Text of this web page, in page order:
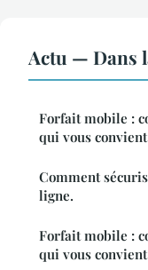
Actu — Dans
Forfait mobile :
qui vous convient
Comment
ligne.
Forfait mobile :
qui vous convient